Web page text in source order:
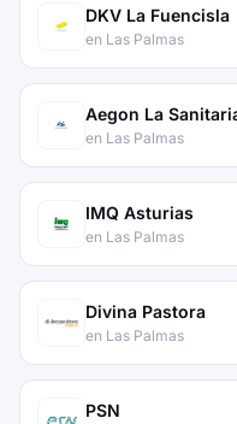
DKV La Fuencisla
en Las Palmas
Aegon La
en Las Palmas
IMQ Asturias
en Las Palmas
Divina Pastora
en Las Palmas
PSN